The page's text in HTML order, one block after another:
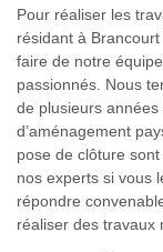
Pour réaliser les
résidant à
faire de notre
passionnés. Nous
de plusieurs
d’aménagement
pose de clôture
nos experts si vous
répondre
réaliser des travaux